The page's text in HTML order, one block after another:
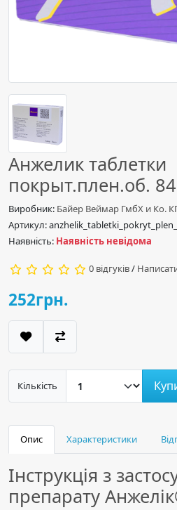
Анжелик таблетки
покрыт.плен.об.
Виробник: Байер Веймар ГмбХ и Ко.
Артикул:
Наявність: Наявність невідома
0 відгуків/
252грн.
Кількість
Опис Характеристики
Інструкція з
препарату